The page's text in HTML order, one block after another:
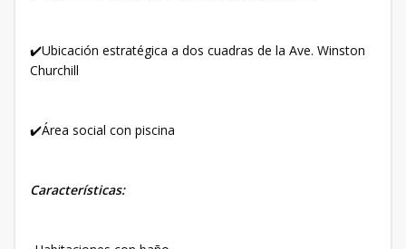
✔️Ubicación estratégica a dos cuadras de la Ave. Winston
Churchill
✔️Área social con piscina
Características: